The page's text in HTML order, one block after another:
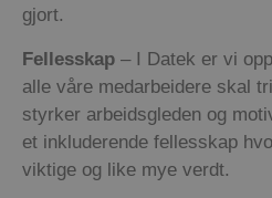
gjort.
Fellesskap – I Datek er vi
alle våre medarbeidere skal
styrker arbeidsgleden og
et inkluderende fellesskap
viktige og like mye verdt.